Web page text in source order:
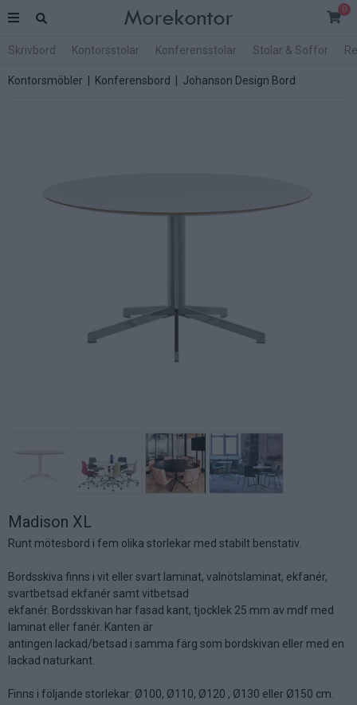
0
Skrivbord Kontorsstolar Konferensstolar Stolar & Soffor
Kontorsmöbler Konferensbord Johanson Design Bord
Madison XL
Runt mötesbord i fem olika storlekar med stabilt benstativ.
Bordsskiva finns i vit eller svart laminat, valnötslaminat, ekfanér,
svartbetsad ekfanér samt vitbetsad
ekfanér. Bordsskivan har fasad kant, tjocklek 25 mm av mdf med
laminat eller fanér. Kanten är
antingen lackad/betsad i samma färg som bordskivan eller med en
lackad naturkant.
Finns i följande storlekar: Ø100, Ø110, Ø120 , Ø130 eller Ø150 cm.